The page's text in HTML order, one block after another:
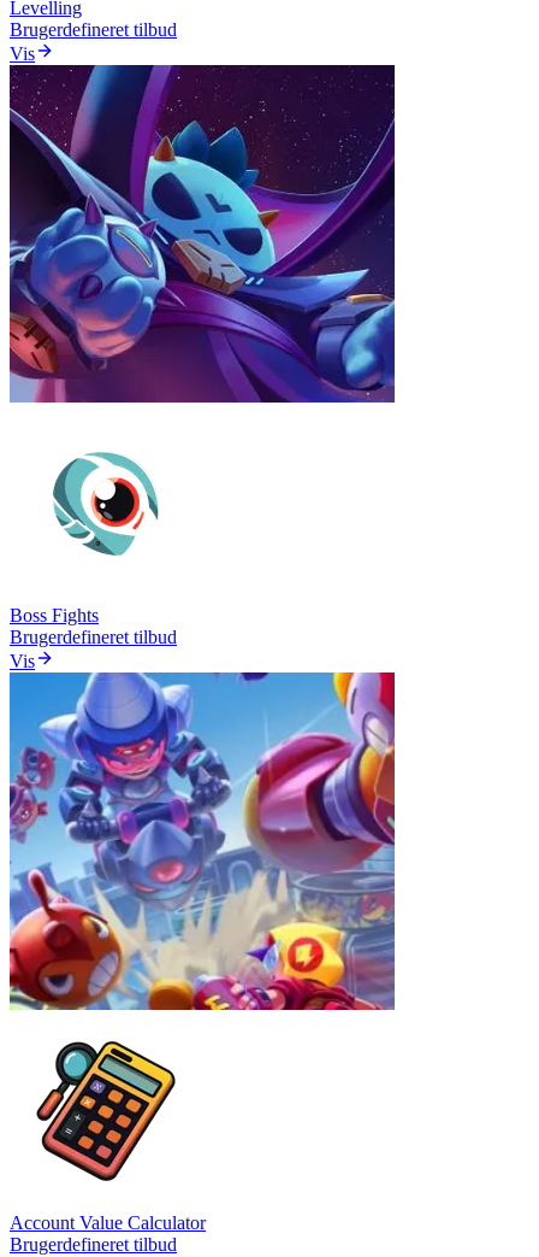
Levelling
Brugerdefineret tilbud
Vis
Boss Fights
Brugerdefineret tilbud
Vis
Account Value Calculator
Brugerdefineret tilbud